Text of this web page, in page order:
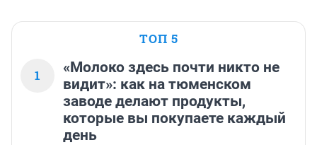
ТОП 5
1
«Молоко здесь почти никто не
видит»: как на тюменском
заводе делают продукты,
которые вы покупаете каждый
день